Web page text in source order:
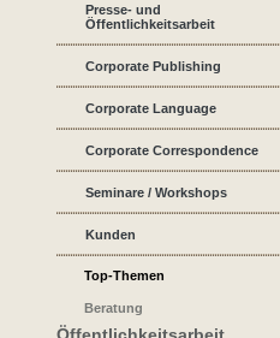
Presse- und
Öffentlichkeitsarbeit
Corporate Publishing
Corporate Language
Corporate Correspondence
Seminare / Workshops
Kunden
Top-Themen
Beratung